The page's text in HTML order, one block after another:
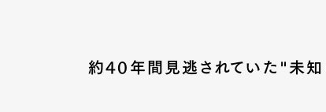
約40年間見逃されていた"未